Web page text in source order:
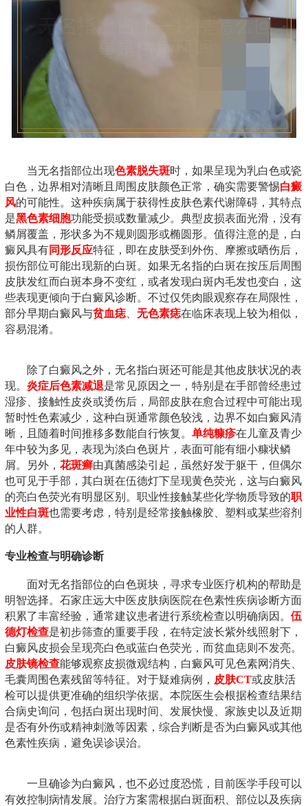
当无名指部位出现色素脱失斑时，如果呈现为乳白色或瓷
白色，边界相对清晰且周围皮肤颜色正常，确实需要警惕白癜
风的可能性。这种疾病属于获得性皮肤色素代谢障碍，其特点
是黑色素细胞功能受损或数量减少。典型皮损表面光滑，没有
鳞屑覆盖，形状多为不规则圆形或椭圆形。值得注意的是，白
癜风具有同形反应特征，即在皮肤受到外伤、摩擦或晒伤后，
损伤部位可能出现新的白斑。如果无名指的白斑在按压后周围
皮肤发红而白斑本身不变红，或者发现白斑内毛发也变白，这
些表现更倾向于白癜风诊断。不过仅凭肉眼观察存在局限性，
部分早期白癜风与贫血痣 无色素痣在临床表现上较为相似，
容易混淆。
除了白癜风之外，无名指白斑还可能是其他皮肤状况的表
现。 炎症后色素减退是常见原因之一，特别是在手部曾经患过
湿疹、接触性皮炎或烫伤后，局部皮肤在愈合过程中可能出现
暂时性色素减少，这种白斑通常颜色较浅，边界不如白癜风清
晰，且随着时间推移多数能自行恢复。 单纯糠疹在儿童及青少
年中较为多见，表现为淡白色斑片，表面可能有细小糠状鳞
屑。另外， 花斑癣由真菌感染引起，虽然好发于躯干，但偶尔
也可见于手部，其白斑在伍德灯下呈现黄色荧光，这与白癜风
的亮白色荧光有明显区别。职业性接触某些化学物质导致的职
业性白斑也需要考虑，特别是经常接触橡胶、塑料或某些溶剂
的人群。
专业检查与明确诊断
面对无名指部位的白色斑块，寻求专业医疗机构的帮助是
明智选择。石家庄远大中医皮肤病医院在色素性疾病诊断方面
积累了丰富经验，通常建议患者进行系统检查以明确病因。 伍
德灯检查是初步筛查的重要手段，在特定波长紫外线照射下，
白癜风皮损会呈现亮白色或蓝白色荧光，而贫血痣则不发亮。
皮肤镜检查能够观察皮损微观结构，白癜风可见色素网消失、
毛囊周围色素残留等特征。对于疑难病例， 皮肤CT或皮肤活
检可以提供更准确的组织学依据。本院医生会根据检查结果结
合病史询问，包括白斑出现时间、发展快慢、家族史以及近期
是否有外伤或精神刺激等因素，综合判断是否为白癜风或其他
色素性疾病，避免误诊误治。
一旦确诊为白癜风，也不必过度恐慌，目前医学手段可以
有效控制病情发展。治疗方案需根据白斑面积、部位以及疾病